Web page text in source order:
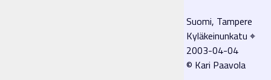
Suomi, Tampere
Kyläkeinunkatu ⌖
2003-04-04
© Kari Paavola